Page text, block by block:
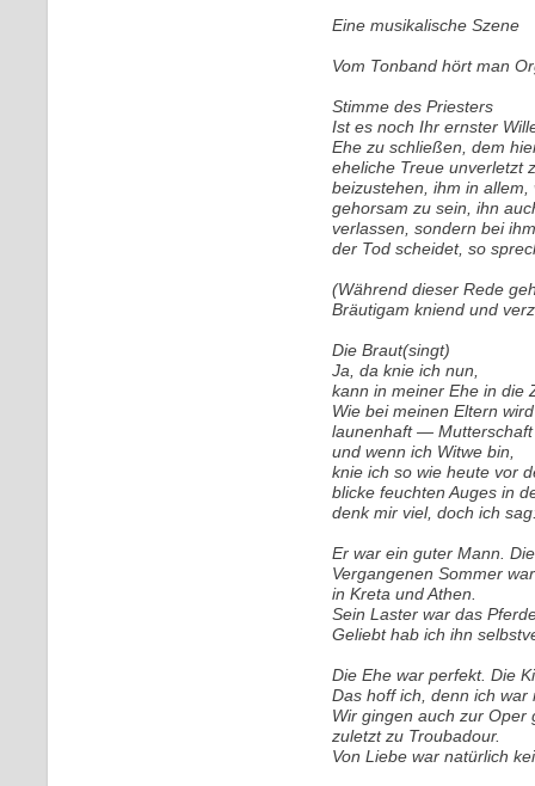
Eine musikalische Szene
Vom Tonband hört man
Stimme des Priesters
Ist es noch Ihr ernster
Ehe zu schließen, dem
eheliche Treue unverletzt
beizustehen, ihm in
gehorsam zu sein, ihn
verlassen, sondern bei
der Tod scheidet, so
(Während dieser Rede
Bräutigam kniend und
Die Braut(singt)
Ja, da knie ich nun,
kann in meiner Ehe in die
Wie bei meinen Eltern
launenhaft —
und wenn ich Witwe bin,
knie ich so wie heute vor
blicke feuchten Auges in
denk mir viel, doch ich
Er war ein guter Mann.
Vergangenen Sommer
in Kreta und Athen.
Sein Laster war das
Geliebt hab ich ihn
Die Ehe war perfekt. Die
Das hoff ich, denn ich
Wir gingen auch zur Oper
zuletzt zu Troubadour.
Von Liebe war natürlich